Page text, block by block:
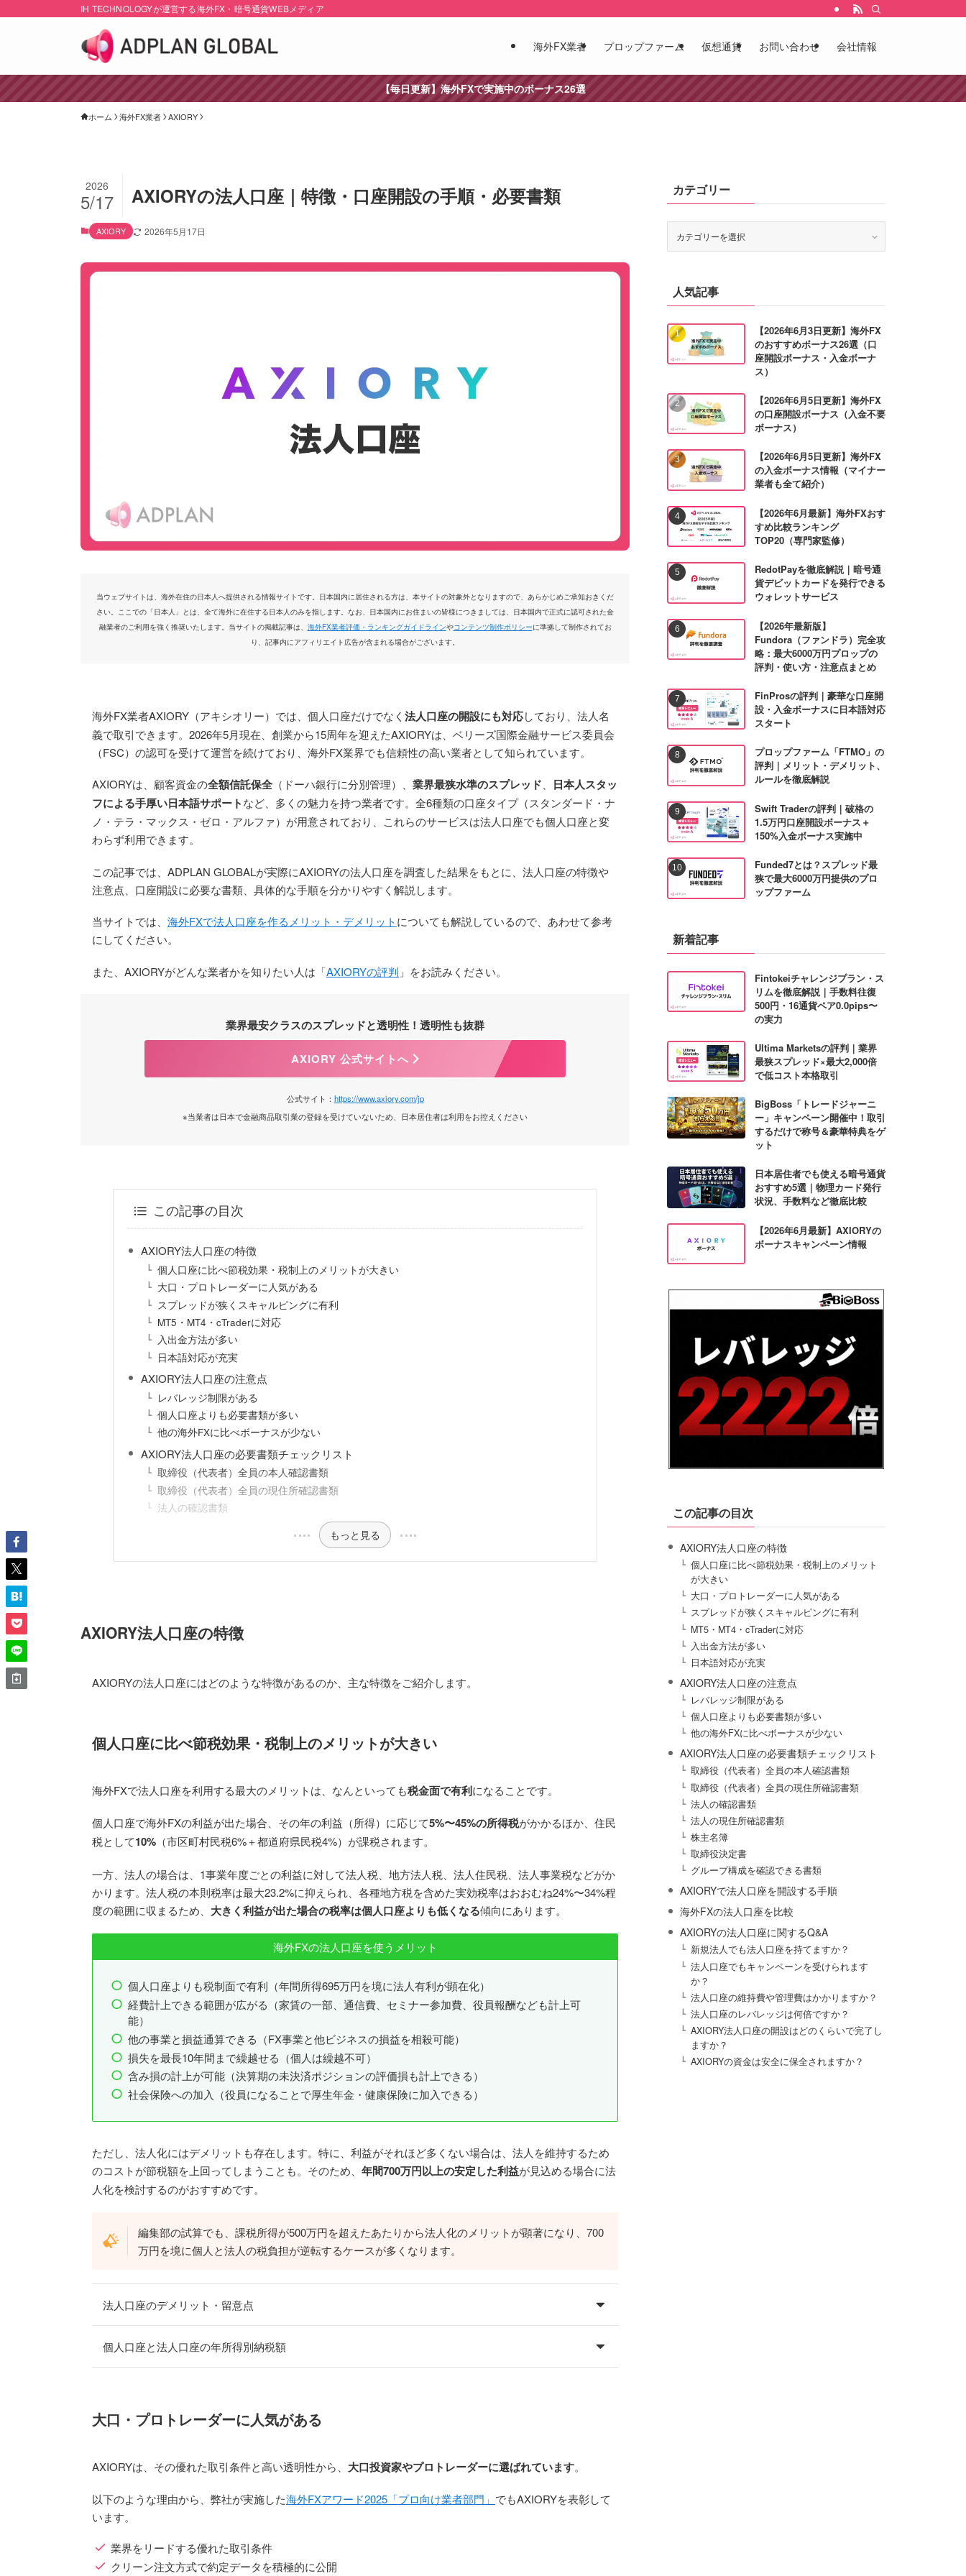
IH TECHNOLOGYが運営する海外FX・暗号通貨WEBメディア
海外FX業者 プロップファーム 仮想通貨 お問い合わせ 会社情報
【毎日更新】海外FXで実施中のボーナス26選
ホーム 海外FX業者 AXIORY
AXIORYの法人口座｜特徴・口座開設の手順・必要書類
2026
5/17
AXIORY 2026年5月17日
当ウェブサイトは、海外在住の日本人へ提供される情報サイトです。日本国内に居住される方は、本サイトの対象外となりますので、あらかじめご承知おきくだ
さい。ここでの「日本人」とは、全て海外に在住する日本人のみを指します。なお、日本国内にお住まいの皆様につきましては、日本国内で正式に認可された金
融業者のご利用を強く推奨いたします。当サイトの掲載記事は、 海外FX業者評価・ランキングガイドラインやコンテンツ制作ポリシーに準拠して制作されてお
り、記事内にアフィリエイト広告が含まれる場合がございます。
海外FX業者AXIORY（アキシオリー）では、個人口座だけでなく 法人口座の開設にも対応しており、法人名
義で取引できます。2026年5月現在、創業から15周年を迎えたAXIORYは、ベリーズ国際金融サービス委員会
（FSC）の認可を受けて運営を続けており、海外FX業界でも信頼性の高い業者として知られています。
AXIORYは、顧客資金の全額信託保全（ドーハ銀行に分別管理）、 業界最狭水準のスプレッド、 日本人スタッ
フによる手厚い日本語サポートなど、多くの魅力を持つ業者です。全6種類の口座タイプ（スタンダード・ナ
ノ・テラ・マックス・ゼロ・アルファ）が用意されており、これらのサービスは法人口座でも個人口座と変
わらず利用できます。
この記事では、ADPLAN GLOBALが実際にAXIORYの法人口座を調査した結果をもとに、法人口座の特徴や
注意点、口座開設に必要な書類、具体的な手順を分かりやすく解説します。
当サイトでは、 海外FXで法人口座を作るメリット・デメリットについても解説しているので、あわせて参考
にしてください。
また、AXIORYがどんな業者かを知りたい人は「AXIORYの評判 」をお読みください。
業界最安クラスのスプレッドと透明性！透明性も抜群
AXIORY 公式サイトへ
公式サイト： https://www.axiory.com/jp
※当業者は日本で金融商品取引業の登録を受けていないため、日本居住者は利用をお控えください
この記事の目次
AXIORY法人口座の特徴
個人口座に比べ節税効果・税制上のメリットが大きい
大口・プロトレーダーに人気がある
スプレッドが狭くスキャルピングに有利
MT5・MT4・cTraderに対応
入出金方法が多い
日本語対応が充実
AXIORY法人口座の注意点
レバレッジ制限がある
個人口座よりも必要書類が多い
他の海外FXに比べボーナスが少ない
AXIORY法人口座の必要書類チェックリスト
取締役（代表者）全員の本人確認書類
取締役（代表者）全員の現住所確認書類
法人の確認書類
もっと見る
AXIORY法人口座の特徴
AXIORYの法人口座にはどのような特徴があるのか、主な特徴をご紹介します。
個人口座に比べ節税効果・税制上のメリットが大きい
海外FXで法人口座を利用する最大のメリットは、なんといっても税金面で有利になることです。
個人口座で海外FXの利益が出た場合、その年の利益（所得）に応じて5%〜45%の所得税がかかるほか、住民
税として10% （市区町村民税6%＋都道府県民税4%）が課税されます。
一方、法人の場合は、1事業年度ごとの利益に対して法人税、地方法人税、法人住民税、法人事業税などがか
かります。法人税の本則税率は最大23.2%に抑えられ、各種地方税を含めた実効税率はおおむね24%〜34%程
度の範囲に収まるため、 大きく利益が出た場合の税率は個人口座よりも低くなる傾向にあります。
海外FXの法人口座を使うメリット
個人口座よりも税制面で有利（年間所得695万円を境に法人有利が顕在化）
経費計上できる範囲が広がる（家賃の一部、通信費、セミナー参加費、役員報酬なども計上可
能）
他の事業と損益通算できる（FX事業と他ビジネスの損益を相殺可能）
損失を最長10年間まで繰越せる（個人は繰越不可）
含み損の計上が可能（決算期の未決済ポジションの評価損も計上できる）
社会保険への加入（役員になることで厚生年金・健康保険に加入できる）
ただし、法人化にはデメリットも存在します。特に、利益がそれほど多くない場合は、法人を維持するため
のコストが節税額を上回ってしまうことも。そのため、 年間700万円以上の安定した利益が見込める場合に法
人化を検討するのがおすすめです。
編集部の試算でも、課税所得が500万円を超えたあたりから法人化のメリットが顕著になり、700
万円を境に個人と法人の税負担が逆転するケースが多くなります。
法人口座のデメリット・留意点
個人口座と法人口座の年所得別納税額
大口・プロトレーダーに人気がある
AXIORYは、その優れた取引条件と高い透明性から、 大口投資家やプロトレーダーに選ばれています。
以下のような理由から、弊社が実施した海外FXアワード2025「プロ向け業者部門」 でもAXIORYを表彰して
います。
業界をリードする優れた取引条件
クリーン注文方式で約定データを積極的に公開
カテゴリー
ゴ
人気記事
【2026年6月3日更新】海外FX
のおすすめボーナス26選（口
座開設ボーナス・入金ボーナ
ス）
【2026年6月5日更新】海外FX
の口座開設ボーナス（入金不要
ボーナス）
【2026年6月5日更新】海外FX
の入金ボーナス情報（マイナー
業者も全て紹介）
【2026年6月最新】海外FXおす
すめ比較ランキング
TOP20（専門家監修）
RedotPayを徹底解説｜暗号通
貨デビットカードを発行できる
ウォレットサービス
【2026年最新版】
Fundora（ファンドラ）完全攻
略：最大6000万円プロップの
評判・使い方・注意点まとめ
FinProsの評判｜豪華な口座開
設・入金ボーナスに日本語対応
スタート
プロップファーム「FTMO」の
評判｜メリット・デメリット、
ルールを徹底解説
Swift Traderの評判｜破格の
1.5万円口座開設ボーナス＋
150%入金ボーナス実施中
Funded7とは？スプレッド最
狭で最大6000万円提供のプロ
ップファーム
新着記事
Fintokeiチャレンジプラン・ス
リムを徹底解説｜手数料往復
500円・16通貨ペア0.0pips〜
の実力
Ultima Marketsの評判｜業界
最狭スプレッド×最大2,000倍
で低コスト本格取引
BigBoss「トレードジャーニ
ー」キャンペーン開催中！取引
するだけで称号＆豪華特典をゲ
ット
日本居住者でも使える暗号通貨
おすすめ5選｜物理カード発行
状況、手数料など徹底比較
【2026年6月最新】AXIORYの
ボーナスキャンペーン情報
この記事の目次
AXIORY法人口座の特徴
個人口座に比べ節税効果・税制上のメリット
が大きい
大口・プロトレーダーに人気がある
スプレッドが狭くスキャルピングに有利
MT5・MT4・cTraderに対応
入出金方法が多い
日本語対応が充実
AXIORY法人口座の注意点
レバレッジ制限がある
個人口座よりも必要書類が多い
他の海外FXに比べボーナスが少ない
AXIORY法人口座の必要書類チェックリスト
取締役（代表者）全員の本人確認書類
取締役（代表者）全員の現住所確認書類
法人の確認書類
法人の現住所確認書類
株主名簿
取締役決定書
グループ構成を確認できる書類
AXIORYで法人口座を開設する手順
海外FXの法人口座を比較
AXIORYの法人口座に関するQ&A
新規法人でも法人口座を持てますか？
法人口座でもキャンペーンを受けられます
か？
法人口座の維持費や管理費はかかりますか？
法人口座のレバレッジは何倍ですか？
AXIORY法人口座の開設はどのくらいで完了し
ますか？
AXIORYの資金は安全に保全されますか？